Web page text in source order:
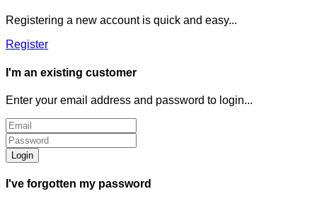
Registering a new account is quick and easy...
Register
I'm an existing customer
Enter your email address and password to login...
Login
I've forgotten my password